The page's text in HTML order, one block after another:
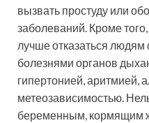
вызвать простуду или
заболеваний. Кроме
лучше отказаться
болезнями органов
гипертонией, аритмией,
метеозависимостью.
беременным, кормящим